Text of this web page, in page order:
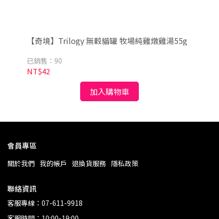
【奇境】Trilogy 無穀貓罐 牧場純雞燉雞湯55g
已銷售：90
NT$42
加入購物車
會員專區
關於我們 我的帳戶 退換貨服務 隱私政策
聯絡資訊
客服專線：07-611-9918